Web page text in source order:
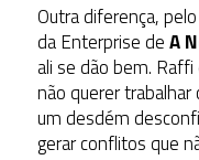
Outra diferença,
da Enterprise deA
ali se dão bem.
não querer
um desdém
gerar conflitos que